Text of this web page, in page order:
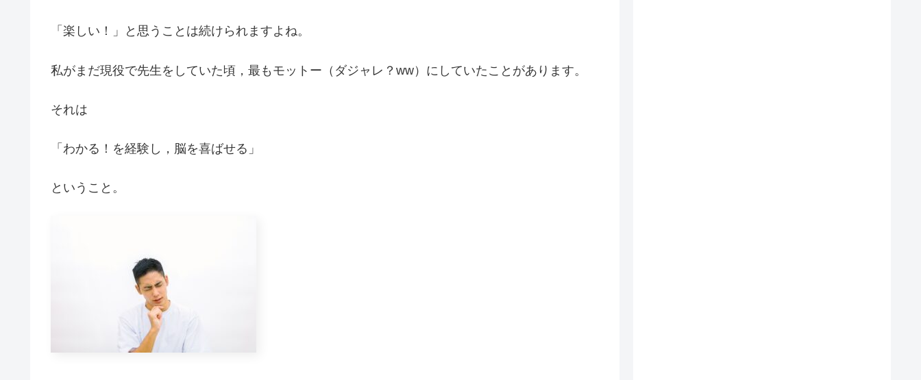
「楽しい！」と思うことは続けられますよね。
私がまだ現役で先生をしていた頃，最もモットー（ダジャレ？ww）にしていたことがあります。
それは
「わかる！を経験し，脳を喜ばせる」
ということ。